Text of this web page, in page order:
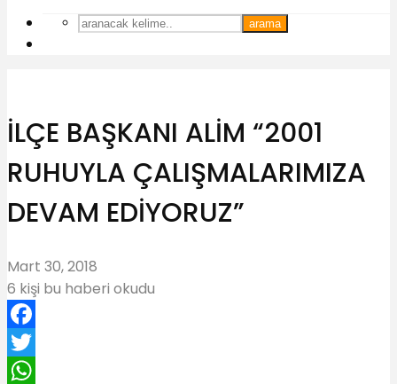
arama
İLÇE BAŞKANI ALİM “2001
RUHUYLA ÇALIŞMALARIMIZA
DEVAM EDİYORUZ”
Mart 30, 2018
6 kişi bu haberi okudu
Facebook
Twitter